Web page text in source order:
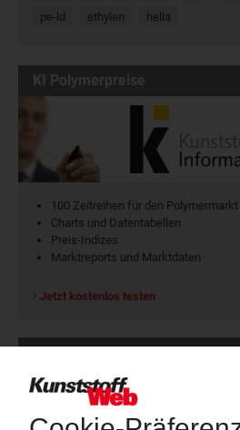
pe-ld
ethylen hella
KI Polymerpreise
100 Zeitreihen für den Polymermarkt
Charts und Datentabellen
Preis-Indizes
Marktreports und Marktdaten
Jetzt kostenlos testen
Thema "Force Majeure"